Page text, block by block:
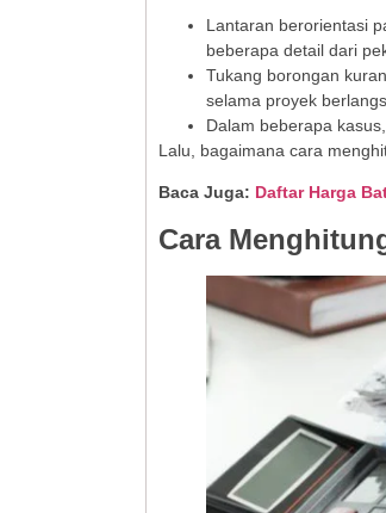
Lantaran berorientasi
beberapa detail dari
Tukang borongan
selama proyek
Dalam beberapa
Lalu, bagaimana cara
Baca Juga: Daftar Harga
Cara